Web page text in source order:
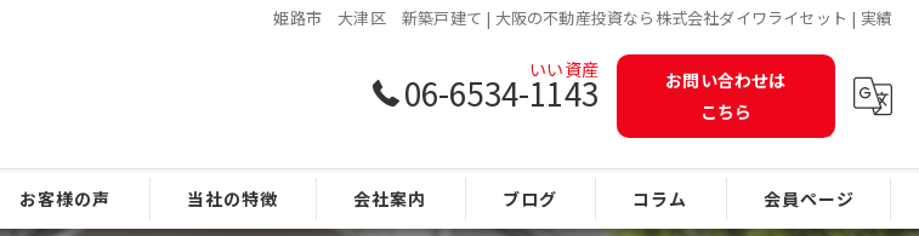
姫路市 大津区 新築戸建て | 大阪の不動産投資なら株式会社ダイワライセット | 実績
06-6534-1143
お問い合わせは
こちら
お客様の声 当社の特徴 会社案内 ブログ コラム 会員ページ